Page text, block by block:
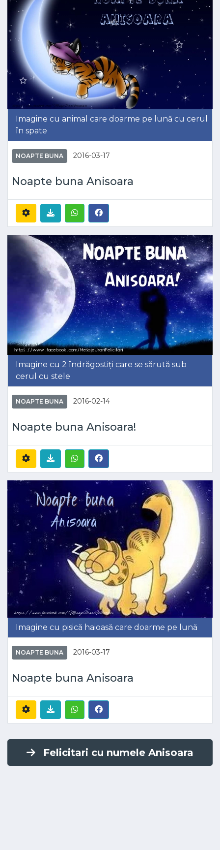
Imagine cu animal care doarme pe lună cu cerul
în spate
NOAPTE BUNA 2016-03-17
Noapte buna Anisoara
Imagine cu 2 îndrăgostiți care se sărută sub
cerul cu stele
NOAPTE BUNA 2016-02-14
Noapte buna Anisoara!
Imagine cu pisică haioasă care doarme pe lună
NOAPTE BUNA 2016-03-17
Noapte buna Anisoara
Felicitari cu numele Anisoara